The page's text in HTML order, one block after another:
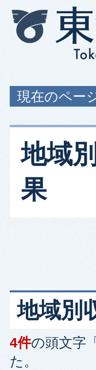
現在のペー
地域
果
地域別
4件の頭文字「
た。